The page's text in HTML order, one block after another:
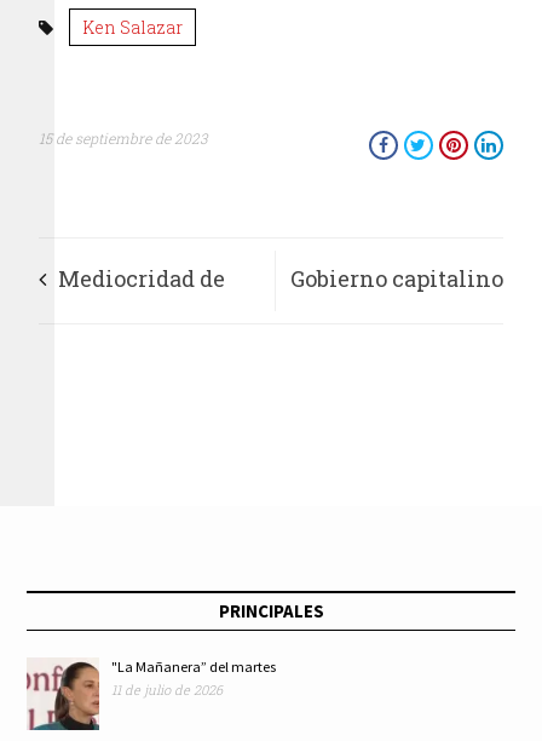
Ken Salazar
15 de septiembre de 2023
Mediocridad de Gobierno capitalino
PRINCIPALES
"La Mañanera” del martes
11 de julio de 2026